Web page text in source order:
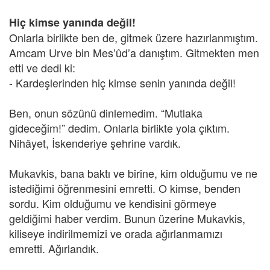
Hiç kimse yanında değil!
Onlarla birlikte ben de, gitmek üzere hazırlanmıştım.
Amcam Urve bin Mes’ûd’a danıştım. Gitmekten men
etti ve dedi ki:
- Kardeşlerinden hiç kimse senin yanında değil!
Ben, onun sözünü dinlemedim. “Mutlaka
gideceğim!” dedim. Onlarla birlikte yola çıktım.
Nihâyet, İskenderiye şehrine vardık.
Mukavkis, bana baktı ve birine, kim olduğumu ve ne
istediğimi öğrenmesini emretti. O kimse, benden
sordu. Kim olduğumu ve kendisini görmeye
geldiğimi haber verdim. Bunun üzerine Mukavkis,
kiliseye indirilmemizi ve orada ağırlanmamızı
emretti. Ağırlandık.